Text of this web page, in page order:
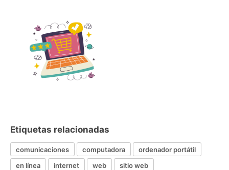
Etiquetas relacionadas
comunicaciones computadora
ordenador portátil
en línea
internet web sitio web